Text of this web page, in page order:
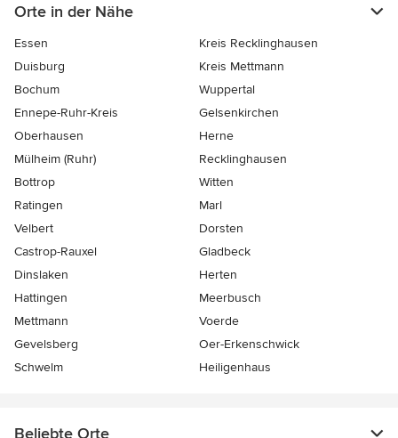
Orte in der Nähe
Essen
Kreis Recklinghausen
Duisburg
Kreis Mettmann
Bochum
Wuppertal
Ennepe-Ruhr-Kreis
Gelsenkirchen
Oberhausen
Herne
Mülheim (Ruhr)
Recklinghausen
Bottrop
Witten
Ratingen
Marl
Velbert
Dorsten
Castrop-Rauxel
Gladbeck
Dinslaken
Herten
Hattingen
Meerbusch
Mettmann
Voerde
Gevelsberg
Oer-Erkenschwick
Schwelm
Heiligenhaus
Beliebte Orte